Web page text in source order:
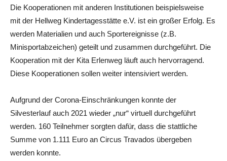
Die Kooperationen mit anderen Institutionen beispielsweise
mit der Hellweg Kindertagesstätte e.V. ist ein großer Erfolg. Es
werden Materialien und auch Sportereignisse (z.B.
Minisportabzeichen) geteilt und zusammen durchgeführt. Die
Kooperation mit der Kita Erlenweg läuft auch hervorragend.
Diese Kooperationen sollen weiter intensiviert werden.
Aufgrund der Corona-Einschränkungen konnte der
Silvesterlauf auch 2021 wieder „nur“ virtuell durchgeführt
werden. 160 Teilnehmer sorgten dafür, dass die stattliche
Summe von 1.111 Euro an Circus Travados übergeben
werden konnte.